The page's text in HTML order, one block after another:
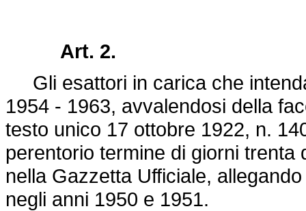
Art. 2.
Gli esattori in carica che
1954 - 1963, avvalendosi della
testo unico 17 ottobre 1922, n.
perentorio termine di giorni
nella Gazzetta Ufficiale,
negli anni 1950 e 1951.